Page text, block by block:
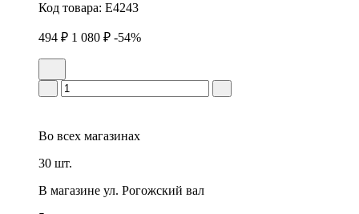
Код товара: E4243
494 ₽ 1 080 ₽ -54%
Во всех магазинах
30 шт.
В магазине ул. Рогожский вал